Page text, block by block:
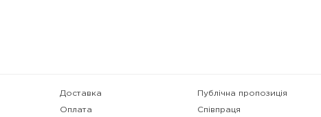
Доставка
Оплата
Публічна пропозиція
Співпраця